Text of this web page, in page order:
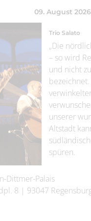
09. August 2026
Trio Salato
„Die
– so wird
und nicht
unserer
Altstadt
spüren.
Dittmer-Palais
8 | 93047